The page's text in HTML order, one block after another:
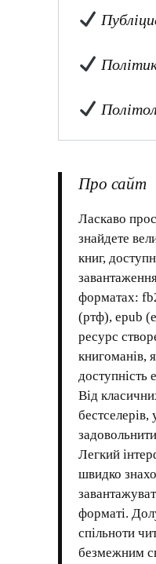
Про сайт
Ласкаво
знайдете
книг,
форматах:
(ртф), epub
ресурс
книгоманів,
доступність
Від
Легкий
швидко
форматі.
спільноти
безмежним